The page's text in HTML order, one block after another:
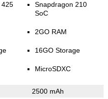
425
Snapdragon 210
SoC
2GO RAM
16GO Storage
MicroSDXC
2500 mAh